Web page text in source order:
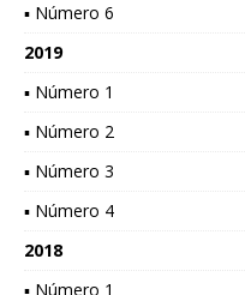
▪ Número 6
2019
▪ Número 1
▪ Número 2
▪ Número 3
▪ Número 4
2018
▪ Número 1